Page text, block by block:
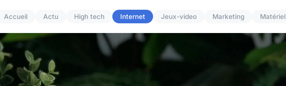
Accueil Actu High tech Internet Jeux-video Marketing Matériel